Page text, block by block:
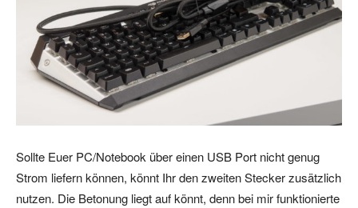
Sollte Euer PC/Notebook über einen USB Port nicht genug
Strom liefern können, könnt Ihr den zweiten Stecker zusätzlich
nutzen. Die Betonung liegt auf könnt, denn bei mir funktionierte